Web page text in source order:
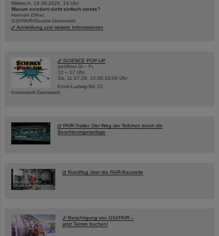
Mittwoch, 19.08.2026, 14 Uhr
Warum existiert nicht einfach nichts?
Hannah Elfner,
GSI/FAIR/Goethe-Universität
Anmeldung und weitere Informationen
SCIENCE POP-UP
geöffnet Di – Fr,
12 – 17 Uhr
Sa, 11.07.26, 10:30-16:00 Uhr
Ernst-Ludwig-Str. 22
Innenstadt Darmstadt
FAIR-Trailer: Der Weg der Teilchen durch die
Beschleunigeranlage
Rundflug über die FAIR-Baustelle
Besichtigung von GSI/FAIR –
jetzt Termin buchen!